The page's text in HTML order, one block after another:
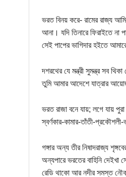
ভরত বিনয় করে- রামের রাজ্য
আনা। যদি তিনারে ফিরাইতে না
সেই পাপের ভাগিদার হইতে
দশরথের যে মন্ত্রী সুমন্ত্র সব
তুমি আমার আদেশে যাত্রার
ভরত রাজা বনে যায়; লগে যায়
স্বর্ণকার-কামার-তাঁতী-
গঙ্গার অন্য তীর নিষাদরাজ্য
অন্যপারে ভরতের বাহিনি দেইখা
রেডি থাকো আর নদীর সমস্ত